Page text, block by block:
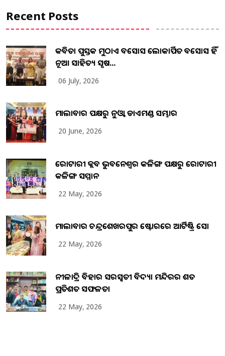
Recent Posts
କବିତା ପୁସ୍ତକ ମୁଠାଏ ଅବସୋସ ଲୋକାର୍ପିତ ଅବସୋସ ହିଁ
ନୂଆ ସାହିତ୍ୟ ସୃଷ...
06 July, 2026
ମାଲାବାର ପକ୍ଷରୁ ନୁଓ୍ବା ଡାଏମଣ୍ଡ ସମ୍ଭାର
20 June, 2026
ରୋଟାରୀ କ୍ଲବ ଭୁବନେଶ୍ୱର କଳିଙ୍ଗ ପକ୍ଷରୁ ରୋଟାରୀ
କଳିଙ୍ଗ ସମ୍ମାନ
22 May, 2026
ମାଲାବାର ଚନ୍ଦ୍ରଶେଖରପୁର ଷ୍ଟୋରରେ ଆର୍ଟିଷ୍ଟ୍ରି ସୋ
22 May, 2026
ନୀଳାଦ୍ରି ବିହାର ସରସ୍ୱତୀ ବିଦ୍ୟା ମନ୍ଦିରର ଶତ
ପ୍ରତିଶତ ସଫଳତା
22 May, 2026